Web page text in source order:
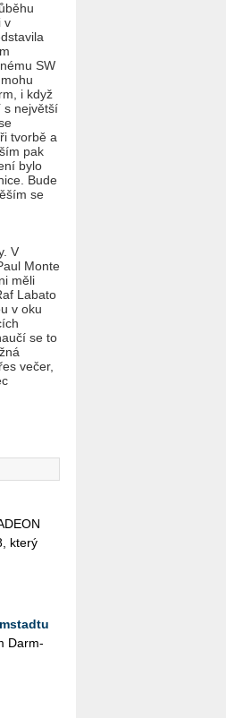
v
SW
i když
s největší
tvorbě a
pak
bylo
Bude
se
V
Monte
měli
Labato
v oku
se to
večer,
který
Darm­